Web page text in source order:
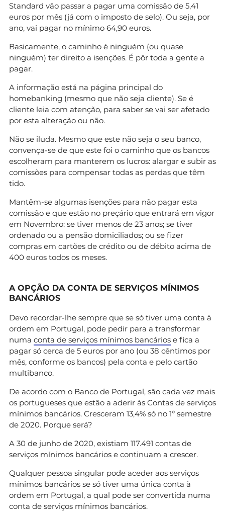
Standard vão passar a pagar uma comissão de 5,41
euros por mês (já com o imposto de selo). Ou seja, por
ano, vai pagar no mínimo 64,90 euros.
Basicamente, o caminho é ninguém (ou quase
ninguém) ter direito a isenções. É pôr toda a gente a
pagar.
A informação está na página principal do
homebanking (mesmo que não seja cliente). Se é
cliente leia com atenção, para saber se vai ser afetado
por esta alteração ou não.
Não se iluda. Mesmo que este não seja o seu banco,
convença-se de que este foi o caminho que os bancos
escolheram para manterem os lucros: alargar e subir as
comissões para compensar todas as perdas que têm
tido.
Mantêm-se algumas isenções para não pagar esta
comissão e que estão no preçário que entrará em vigor
em Novembro: se tiver menos de 23 anos; se tiver
ordenado ou a pensão domiciliados; ou se fizer
compras em cartões de crédito ou de débito acima de
400 euros todos os meses.
A OPÇÃO DA CONTA DE SERVIÇOS MÍNIMOS
BANCÁRIOS
Devo recordar-lhe sempre que se só tiver uma conta à
ordem em Portugal, pode pedir para a transformar
numa conta de serviços mínimos bancários e fica a
pagar só cerca de 5 euros por ano (ou 38 cêntimos por
mês, conforme os bancos) pela conta e pelo cartão
multibanco.
De acordo com o Banco de Portugal, são cada vez mais
os portugueses que estão a aderir às Contas de serviços
mínimos bancários. Cresceram 13,4% só no 1º semestre
de 2020. Porque será?
A 30 de junho de 2020, existiam 117.491 contas de
serviços mínimos bancários e continuam a crescer.
Qualquer pessoa singular pode aceder aos serviços
mínimos bancários se só tiver uma única conta à
ordem em Portugal, a qual pode ser convertida numa
conta de serviços mínimos bancários.